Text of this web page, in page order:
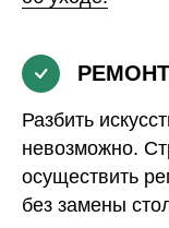
Разбить
невозможно.
осуществить
без замены